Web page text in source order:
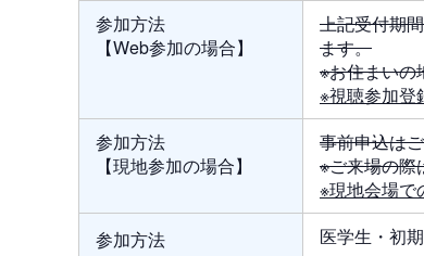
参加方法
【Web参加の場合】
上記受付期
ます。
※お住まいの
※視聴参加登
参加方法
【現地参加の場合】
事前申込は
※ご来場の際
※現地会場で
参加方法
医学生・初